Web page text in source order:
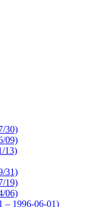
30)
09)
13)
31)
19)
06)
– 1996-06-01)